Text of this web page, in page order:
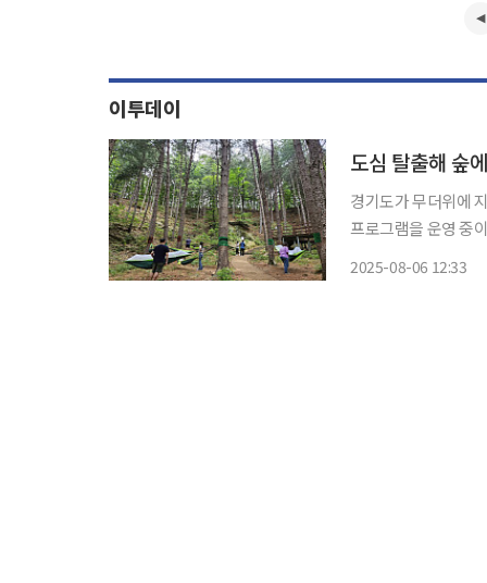
이투데이
도심 탈출해 숲
경기도가 무더위에
프로그램을 운영 중이다. 6일 경기도에 따르면 산림치유 프로그램은 △가평
2025-08-06 12:33